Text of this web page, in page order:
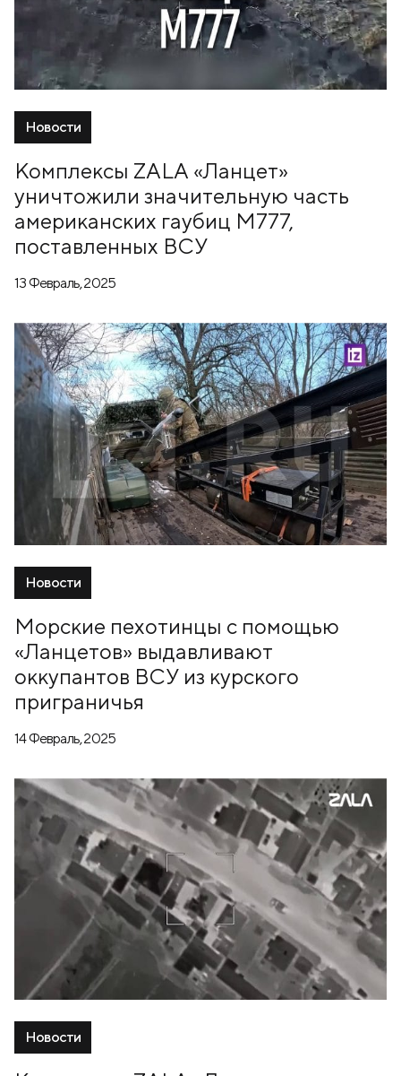
Новости
Комплексы ZALA «Ланцет»
уничтожили значительную часть
американских гаубиц М777,
поставленных ВСУ
13 Февраль, 2025
Новости
Морские пехотинцы с помощью
«Ланцетов» выдавливают
оккупантов ВСУ из курского
приграничья
14 Февраль, 2025
Новости